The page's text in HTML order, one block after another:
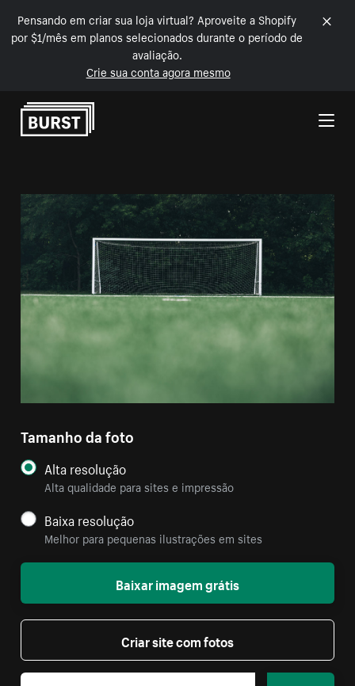
Pensando em criar sua loja virtual? Aproveite a Shopify
por $1/mês em planos selecionados durante o período de
avaliação.
Crie sua conta agora mesmo
Pular para o conteúdo
Tamanho da foto
Alta resolução
Alta qualidade para sites e impressão
Baixa resolução
Melhor para pequenas ilustrações em sites
Baixar imagem grátis
Criar site com fotos